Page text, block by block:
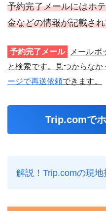
予約完了メールにはホ
金などの情報が記載さ
予約完了メール
メールボ
と検索です。見つからなか
ージで再送依頼できます。
Trip.comで
解説！Trip.comの現地